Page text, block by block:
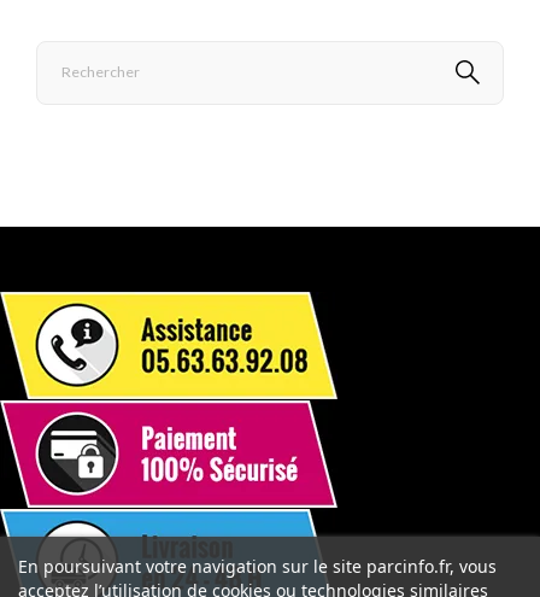
En poursuivant votre navigation sur le site parcinfo.fr, vous
acceptez l’utilisation de cookies ou technologies similaires